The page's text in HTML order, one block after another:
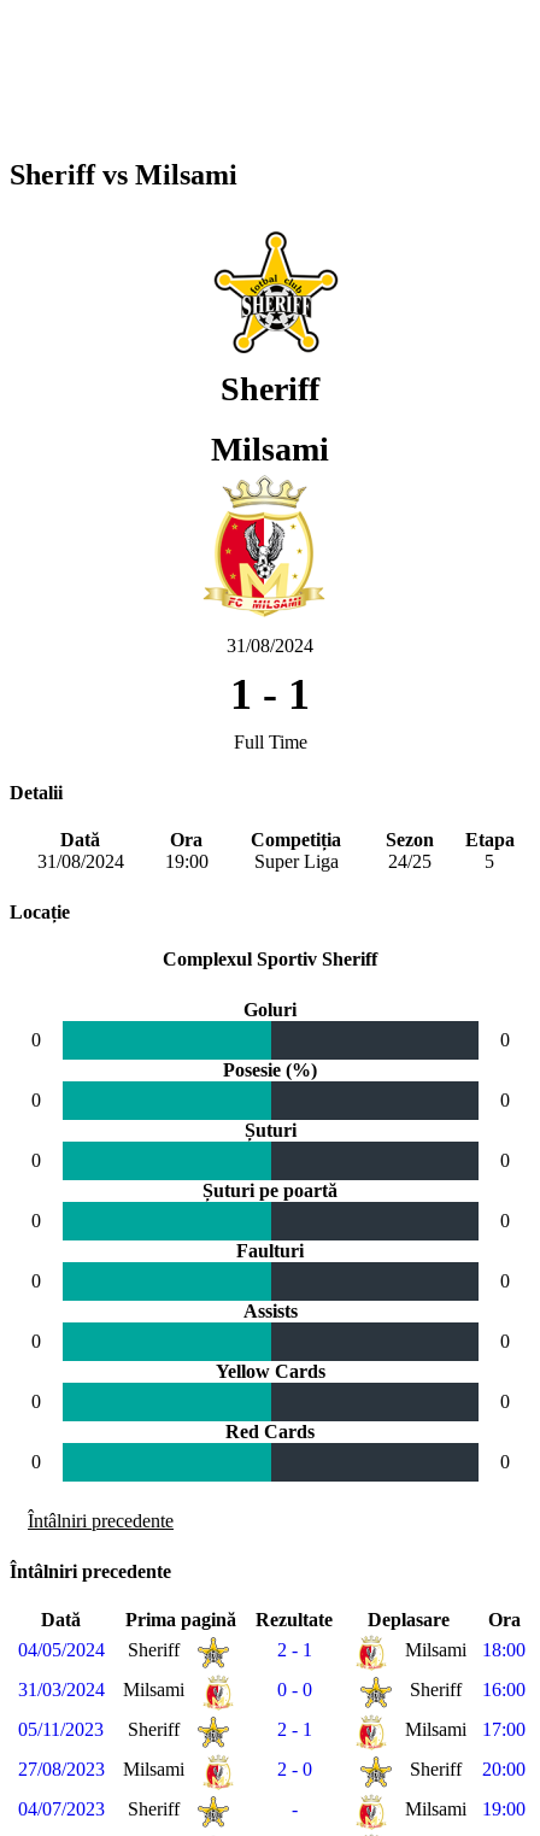
Sheriff vs Milsami
Sheriff
Milsami
31/08/2024
1 - 1
Full Time
Detalii
Dată Ora Competiția Sezon
Etapa
31/08/2024
19:00 Super Liga 24/25 5
Locație
Complexul Sportiv Sheriff
Goluri
0
0
Posesie (%)
0
0
Șuturi
0
0
Șuturi pe poartă
0
0
Faulturi
0
0
Assists
0
0
Yellow Cards
0
0
Red Cards
0
0
Întâlniri precedente
Întâlniri precedente
Dată Prima pagină Rezultate Deplasare
Ora
04/05/2024
Sheriff 2 - 1 Milsami
18:00
31/03/2024
Milsami 0 - 0 Sheriff
16:00
05/11/2023
Sheriff 2 - 1 Milsami
17:00
27/08/2023
Milsami 2 - 0 Sheriff
20:00
04/07/2023
Sheriff - Milsami
19:00